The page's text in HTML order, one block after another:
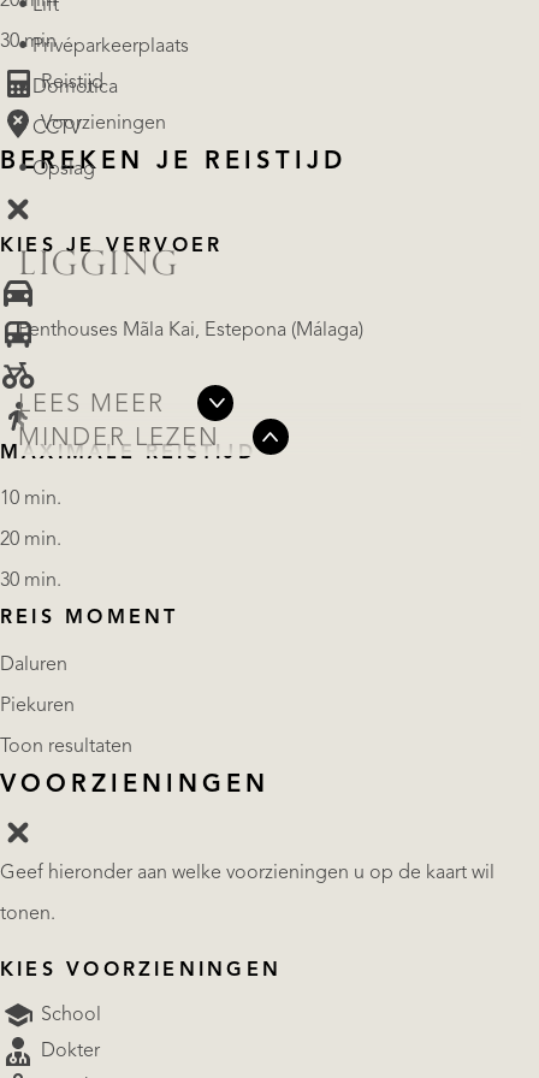
• Lift
• Privéparkeerplaats
• Domotica
• CCTV
• Opslag
LIGGING
Penthouses Mãla Kai, Estepona (Málaga)
LEES MEER
MINDER LEZEN
30 min
Reistijd
Voorzieningen
BEREKEN JE REISTIJD
KIES JE VERVOER
MAXIMALE REISTIJD
10 min.
20 min.
30 min.
REIS MOMENT
Daluren
Piekuren
Toon resultaten
VOORZIENINGEN
Geef hieronder aan welke voorzieningen u op de kaart wil
tonen.
KIES VOORZIENINGEN
School
Dokter